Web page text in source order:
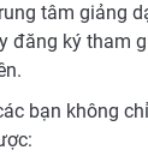
tâm giảng
ký tham
bạn không